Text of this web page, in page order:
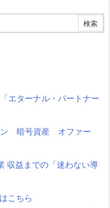
エターナル・パートナー
ン 暗号資産 オファー
収益までの「迷わない導
こちら